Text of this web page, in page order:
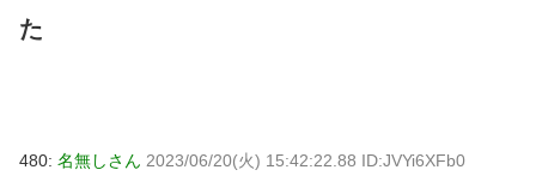
た
480: 名無しさん 2023/06/20(火) 15:42:22.88 ID:JVYi6XFb0